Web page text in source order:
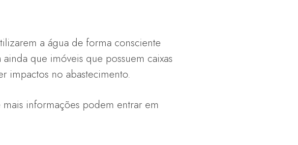
a água de forma consciente
que imóveis que possuem caixas
impactos no abastecimento.
informações podem entrar em